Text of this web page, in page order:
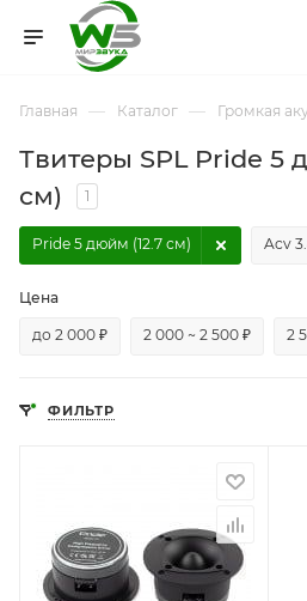
Главная — Каталог — Громкая
Твитеры SPL Pride 5
см)
1
Acv
Pride 5 дюйм (12.7 см)
Цена
до 2 000 ₽ 2 000 ~ 2 500 ₽ 2
ФИЛЬТР